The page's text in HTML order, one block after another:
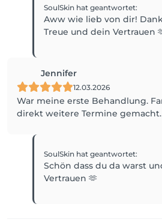
SoulSkin hat geantwortet:
Aww wie lieb von dir!
Treue und dein Vertrauen
Jennifer
12.03.2026
War meine erste Behandlung.
direkt weitere Termine gemacht.
SoulSkin hat geantwortet:
Schön dass du da warst
Vertrauen 🫶